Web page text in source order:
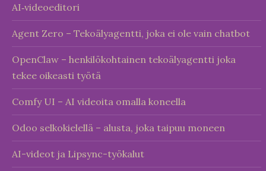
AI‑videoeditori
Agent Zero – Tekoälyagentti, joka ei ole vain chatbot
OpenClaw – henkilökohtainen tekoälyagentti joka
tekee oikeasti työtä
Comfy UI – AI videoita omalla koneella
Odoo selkokielellä – alusta, joka taipuu moneen
AI-videot ja Lipsync-työkalut